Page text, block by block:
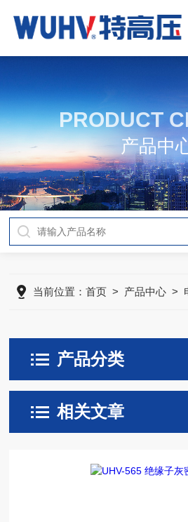
PRODUCT
产品中
当前位置：首页 > 产品中心 >
产品分类
相关文章